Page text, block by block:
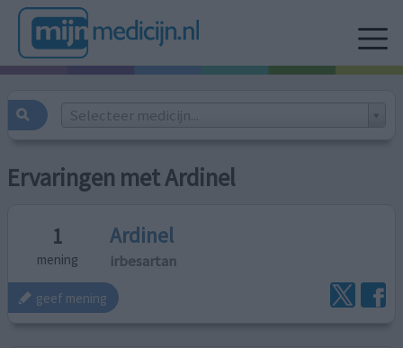
Selecteer medicijn...
Ervaringen met Ardinel
1
mening
Ardinel
irbesartan
geef mening